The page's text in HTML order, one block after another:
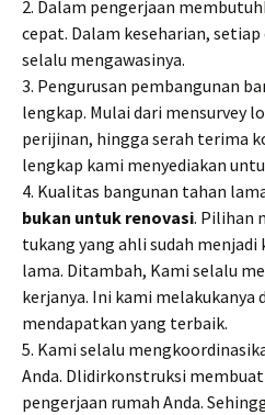
2. Dalam pengerjaan
cepat. Dalam keseharian,
selalu mengawasinya.
3. Pengurusan pembangunan
lengkap. Mulai dari mensurvey
perijinan, hingga serah terima
lengkap kami menyediakan
4. Kualitas bangunan tahan
bukan untuk renovasi. Pilihan
tukang yang ahli sudah menjadi
lama. Ditambah, Kami selalu
kerjanya. Ini kami melakukanya
mendapatkan yang terbaik.
5. Kami selalu
Anda. Dlidirkonstruksi
pengerjaan rumah Anda.